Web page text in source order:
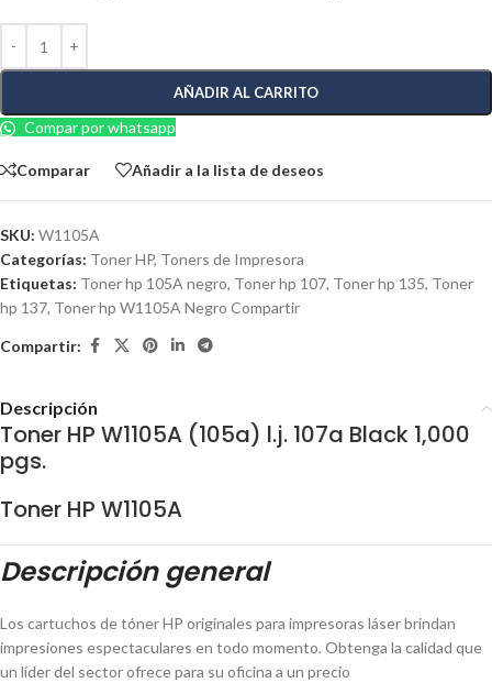
AÑADIR AL CARRITO
Compar por whatsapp
Comparar Añadir a la lista de deseos
SKU: W1105A
Categorías: Toner HP, Toners de Impresora
Etiquetas: Toner hp 105A negro, Toner hp 107, Toner hp 135, Toner
hp 137, Toner hp W1105A Negro Compartir
Compartir:
Descripción
Toner HP W1105A (105a) l.j. 107a Black 1,000
pgs.
Toner HP W1105A
Descripción general
Los cartuchos de tóner HP originales para impresoras láser brindan
impresiones espectaculares en todo momento. Obtenga la calidad que
un líder del sector ofrece para su oficina a un precio